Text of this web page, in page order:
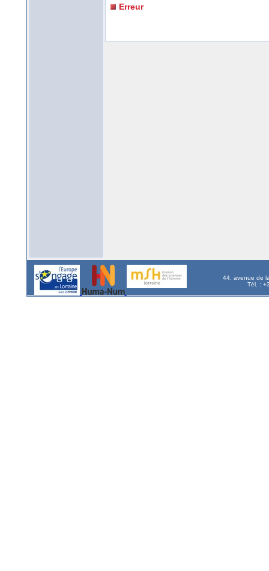
Erreur
44, avenue de
Tél. :